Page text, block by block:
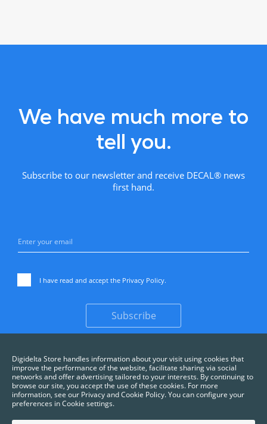
We have much more to
tell you.
Subscribe to our newsletter and receive DECAL® news
first hand.
I have read and accept the Privacy Policy.
Subscribe
Digidelta Store handles information about your visit using cookies that
improve the performance of the website, facilitate sharing via social
networks and offer advertising tailored to your interests. By continuing to
browse our site, you accept the use of these cookies. For more
information, see our Privacy and Cookie Policy. You can configure your
preferences in Cookie settings.